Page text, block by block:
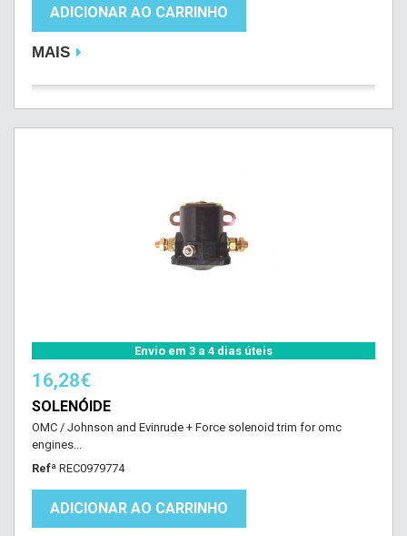
ADICIONAR AO CARRINHO
MAIS
Envio em 3 a 4 dias úteis
16,28€
SOLENÓIDE
OMC / Johnson and Evinrude + Force solenoid trim for omc
engines...
Refª REC0979774
ADICIONAR AO CARRINHO